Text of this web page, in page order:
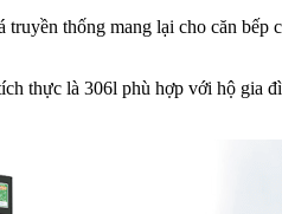
lạnh
NR-
thống mang lại cho căn
thực là 306l phù hợp với hộ gia